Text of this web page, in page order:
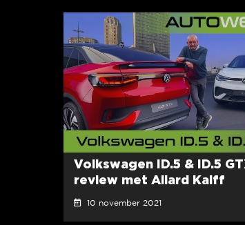
Volkswagen ID.5 & ID.5
review met Allard Kalff
10 november 2021